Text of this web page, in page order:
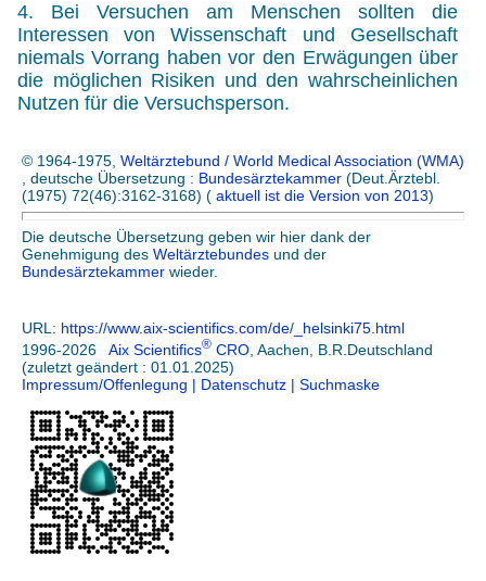
4. Bei Versuchen am Menschen sollten die
Interessen von Wissenschaft und Gesellschaft
niemals Vorrang haben vor den Erwägungen über
die möglichen Risiken und den wahrscheinlichen
Nutzen für die Versuchsperson.
© 1964-1975, Weltärztebund / World Medical Association (WMA)
, deutsche Übersetzung : Bundesärztekammer (Deut.Ärztebl.
(1975) 72(46):3162-3168) ( aktuell ist die Version von 2013)
Die deutsche Übersetzung geben wir hier dank der
Genehmigung des Weltärztebundes und der
Bundesärztekammer wieder.
URL: https://www.aix-scientifics.com/de/ _helsinki75.html
1996-2026 Aix Scientifics® CRO , Aachen, B.R.Deutschland
(zuletzt geändert : 01.01.2025)
Impressum/Offenlegung | Datenschutz | Suchmaske